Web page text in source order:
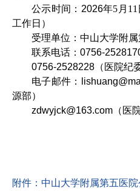
公示时间： 2026年5 月 11
工作日）
受理单位：中山大学附
联系电话： 0756-
0756-2528228 （医院纪
电子邮件：
源部）
zdwyjck@163.com （医
附件：中山大学附属第五医